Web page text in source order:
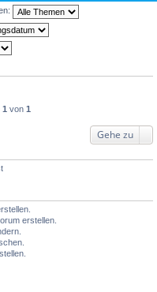
1 von 1
Gehe zu
erstellen.